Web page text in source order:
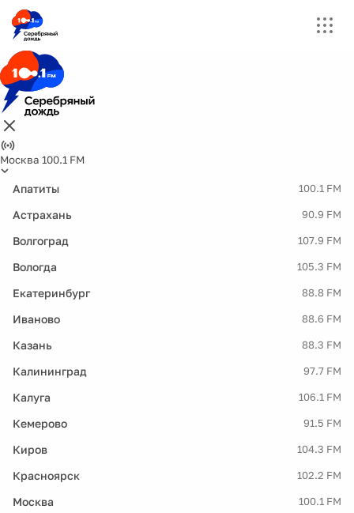
Москва 100.1 FM
Апатиты 100.1 FM
Астрахань 90.9 FM
Волгоград 107.9 FM
Вологда 105.3 FM
Екатеринбург 88.8 FM
Иваново 88.6 FM
Казань 88.3 FM
Калининград 97.7 FM
Калуга 106.1 FM
Кемерово 91.5 FM
Киров 104.3 FM
Красноярск 102.2 FM
Москва 100.1 FM